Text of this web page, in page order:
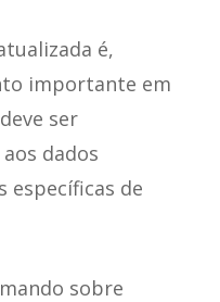
é,
importante em
ser
dados
específicas de
sobre